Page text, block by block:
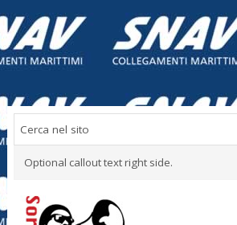
Optional callout text right side.